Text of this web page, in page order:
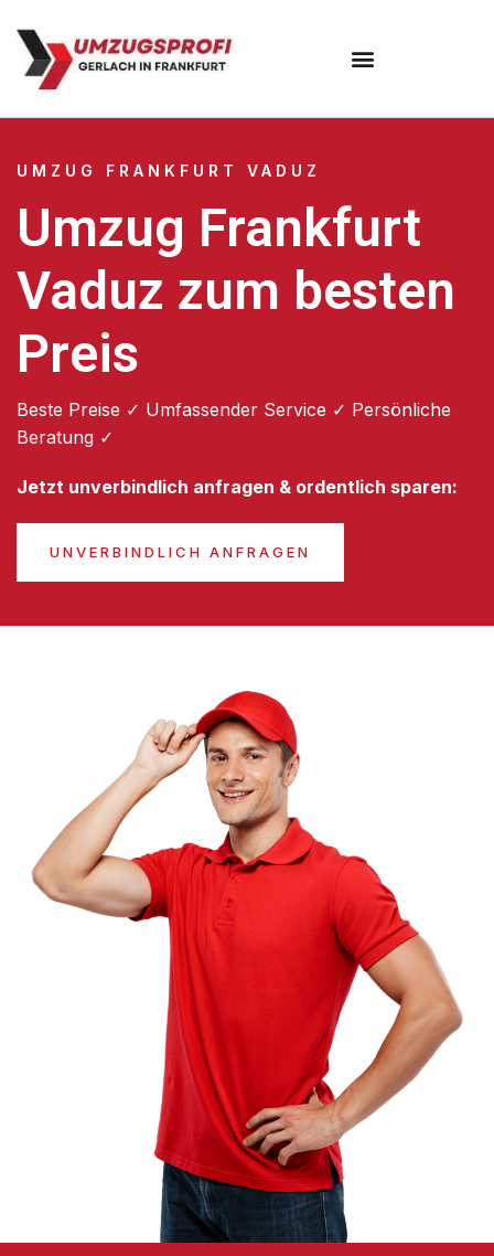
UMZUG FRANKFURT VADUZ
Umzug Frankfurt
Vaduz zum besten
Preis
Beste Preise ✓ Umfassender Service ✓ Persönliche
Beratung ✓
Jetzt unverbindlich anfragen & ordentlich sparen:
UNVERBINDLICH ANFRAGEN